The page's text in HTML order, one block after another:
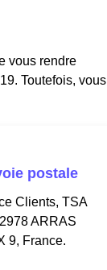
vous rendre
Toutefois, vous
postale
Clients, TSA
ARRAS
9, France.